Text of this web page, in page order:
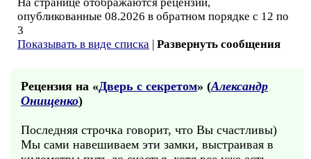
опубликованные 08.2026 в обратном порядке с 12 по
3
Показывать в виде списка | Развернуть сообщения
Рецензия на «Дверь с секретом» (Александр
Онищенко)
Последняя строчка говорит, что Вы счастливы)
Мы сами навешиваем эти замки, выстраивая в